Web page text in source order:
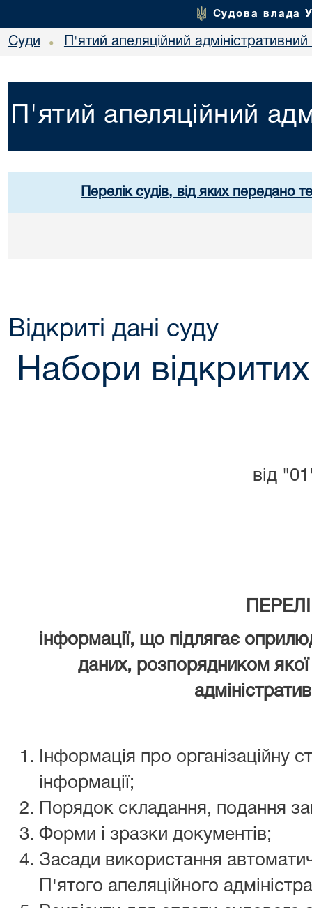
Судова влада
Суди • П'ятий апеляційний адміністративний
П'ятий апеляційний
Перелік судів, від яких передано
Відкриті дані суду
Набори
від
інформації, що підлягає
даних, розпорядником
Інформація про організаційну
інформації;
Порядок складання, подання
Форми і зразки документів;
Засади використання
П'ятого апеляційного